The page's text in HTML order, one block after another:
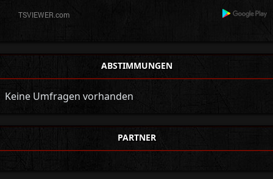
ABSTIMMUNGEN
Keine Umfragen vorhanden
PARTNER